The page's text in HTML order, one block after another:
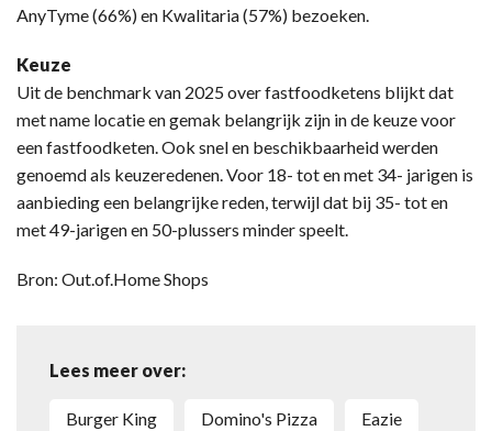
AnyTyme (66%) en Kwalitaria (57%) bezoeken.
Keuze
Uit de benchmark van 2025 over fastfoodketens blijkt dat
met name locatie en gemak belangrijk zijn in de keuze voor
een fastfoodketen. Ook snel en beschikbaarheid werden
genoemd als keuzeredenen. Voor 18- tot en met 34- jarigen is
aanbieding een belangrijke reden, terwijl dat bij 35- tot en
met 49-jarigen en 50-plussers minder speelt.
Bron: Out.of.Home Shops
Lees meer over:
Burger King Domino's Pizza Eazie